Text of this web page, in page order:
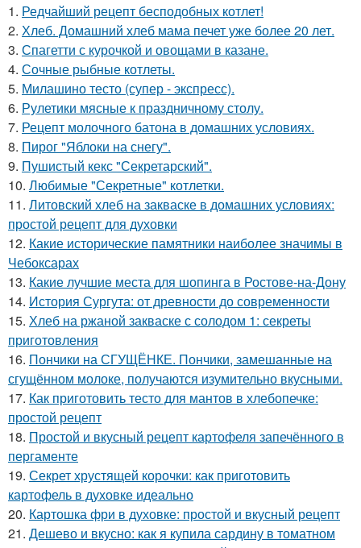
1. Редчайший рецепт бесподобных котлет!
2. Хлеб. Домашний хлеб мама печет уже более 20 лет.
3. Спагетти с курочкой и овощами в казане.
4. Сочные рыбные котлеты.
5. Милашино тесто (супер - экспресс).
6. Рулетики мясные к праздничному столу.
7. Рецепт молочного батона в домашних условиях.
8. Пирог "Яблоки на снегу".
9. Пушистый кекс "Секретарский".
10. Любимые "Секретные" котлетки.
11. Литовский хлеб на закваске в домашних условиях:
простой рецепт для духовки
12. Какие исторические памятники наиболее значимы в
Чебоксарах
13. Какие лучшие места для шопинга в Ростове-на-Дону
14. История Сургута: от древности до современности
15. Хлеб на ржаной закваске с солодом 1: секреты
приготовления
16. Пончики на СГУЩЁНКЕ. Пончики, замешанные на
сгущённом молоке, получаются изумительно вкусными.
17. Как приготовить тесто для мантов в хлебопечке:
простой рецепт
18. Простой и вкусный рецепт картофеля запечённого в
пергаменте
19. Секрет хрустящей корочки: как приготовить
картофель в духовке идеально
20. Картошка фри в духовке: простой и вкусный рецепт
21. Дешево и вкусно: как я купила сардину в томатном